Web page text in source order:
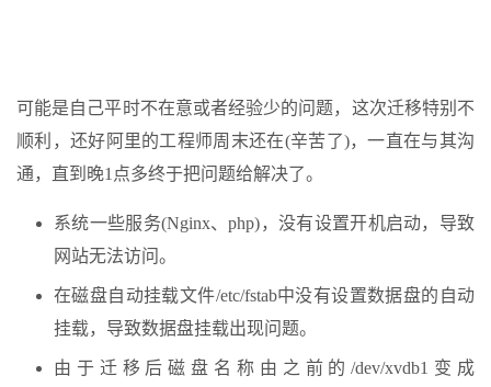
可能是自 己平时不在意或者经验少的问题，这次迁移特别不
顺利，还好阿里的工程师周末还在(辛苦了)，一直在与其沟
通，直到晚1点多终于把问题给解决了。
系统一些服务(Nginx、php)，没有设置开机启动，导致
网站无法访问。
在磁盘自动挂载文件/etc/fstab中没有设置数据盘的自动
挂载，导致数据盘挂载出现问题。
由于迁移后磁盘名称由之前的/dev/xvdb1变成